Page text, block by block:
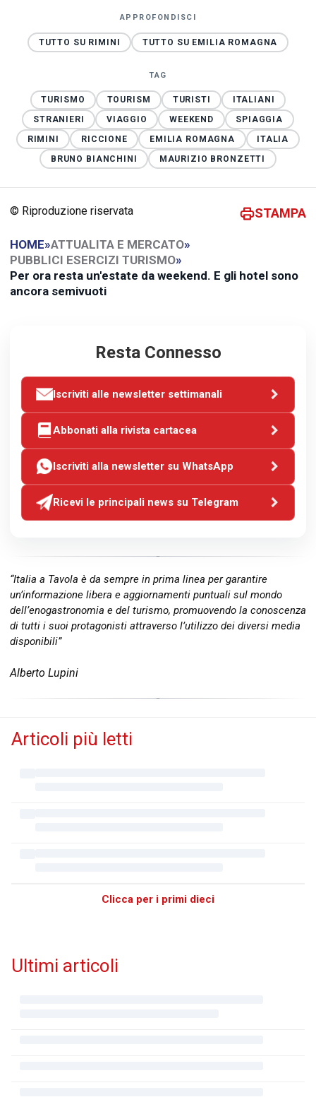
APPROFONDISCI
TUTTO SU RIMINI TUTTO SU EMILIA ROMAGNA
TAG
TURISMO TOURISM TURISTI
ITALIANI
STRANIERI
VIAGGIO WEEKEND
SPIAGGIA
RIMINI
RICCIONE EMILIA ROMAGNA
ITALIA
BRUNO BIANCHINI
MAURIZIO BRONZETTI
© Riproduzione riservata STAMPA
HOME»ATTUALITA E MERCATO»
PUBBLICI ESERCIZI TURISMO»
Per ora resta un'estate da weekend. E gli hotel sono
ancora semivuoti
Resta Connesso
Iscriviti alle newsletter settimanali
Abbonati alla rivista cartacea
Iscriviti alla newsletter su WhatsApp
Ricevi le principali news su Telegram
“Italia a Tavola è da sempre in prima linea per garantire
un’informazione libera e aggiornamenti puntuali sul mondo
dell’enogastronomia e del turismo, promuovendo la conoscenza
di tutti i suoi protagonisti attraverso l’utilizzo dei diversi media
disponibili”
Alberto Lupini
Articoli più letti
Clicca per i primi dieci
Ultimi articoli